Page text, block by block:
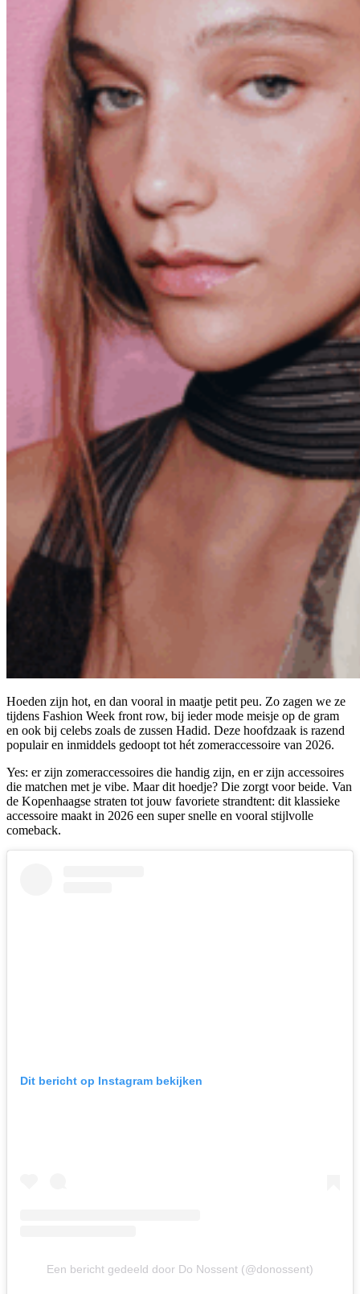
Hoeden zijn hot, en dan vooral in maatje petit peu. Zo zagen we ze
tijdens Fashion Week front row, bij ieder mode meisje op de gram
en ook bij celebs zoals de zussen Hadid. Deze hoofdzaak is razend
populair en inmiddels gedoopt tot hét zomeraccessoire van 2026.
Yes: er zijn zomeraccessoires die handig zijn, en er zijn accessoires
die matchen met je vibe. Maar dit hoedje? Die zorgt voor beide. Van
de Kopenhaagse straten tot jouw favoriete strandtent: dit klassieke
accessoire maakt in 2026 een super snelle en vooral stijlvolle
comeback.
Dit bericht op Instagram bekijken
Een bericht gedeeld door Do Nossent (@donossent)